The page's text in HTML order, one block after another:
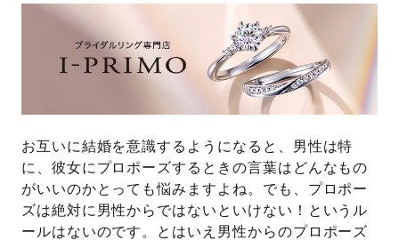
お互いに結婚を意識するようになると、男性は特
に、彼女にプロポーズするときの言葉はどんなもの
がいいのかとっても悩みますよね。でも、プロポー
ズは絶対に男性からではないといけない！というル
ールはないのです。とはいえ男性からのプロポーズ
スペシャルプロポーズイベント
プロポーズアイテム
パーフェクトプロポーズリング®
プロポーズ意識調査結果一覧
ダイヤモンドの品質とは？
アイプリモについて
ニュース
婚約指輪のご購入と
プロポーズのご相談